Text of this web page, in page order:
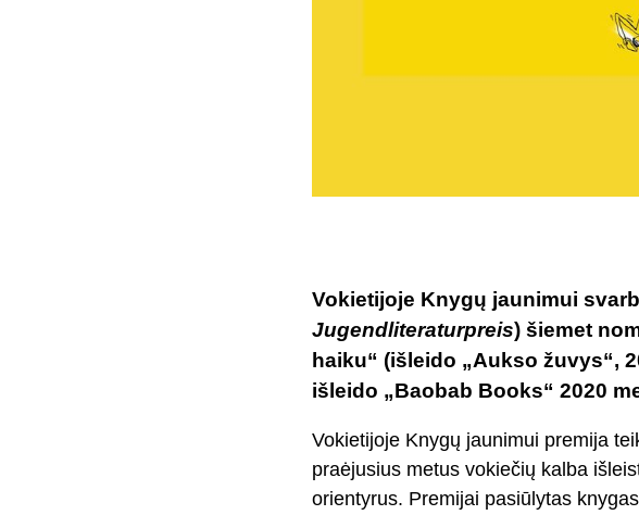
Vokietijoje Knygų jaunimui
Jugendliteraturpreis) šiemet
haiku“ (išleido „Aukso žuvys“,
išleido „Baobab Books“ 2020
Vokietijoje Knygų jaunimui premija
praėjusius metus vokiečių kalba
orientyrus. Premijai pasiūlytas